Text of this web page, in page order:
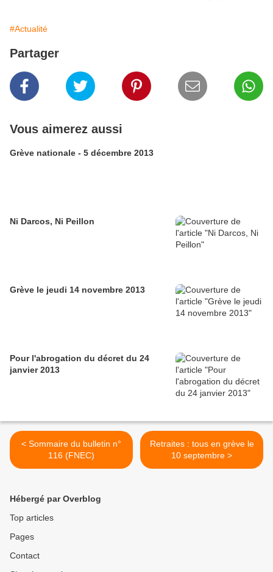
#Actualité
Partager
Vous aimerez aussi
Grève nationale - 5 décembre 2013
Ni Darcos, Ni Peillon
Grève le jeudi 14 novembre 2013
Pour l'abrogation du décret du 24
janvier 2013
< Sommaire du bulletin n°
116 (FNEC)
Retraites : tous en grève le
10 septembre >
Hébergé par Overblog
Top articles
Pages
Contact